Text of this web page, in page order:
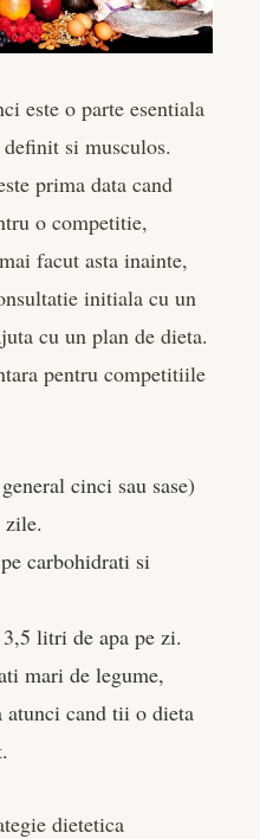
este o parte esentiala
si musculos.
prima data cand
o competitie,
facut asta inainte,
initiala cu un
cu un plan de dieta.
pentru competitiile
cinci sau sase)
zile.
carbohidrati si
litri de apa pe zi.
mari de legume,
atunci cand tii o dieta
dietetica